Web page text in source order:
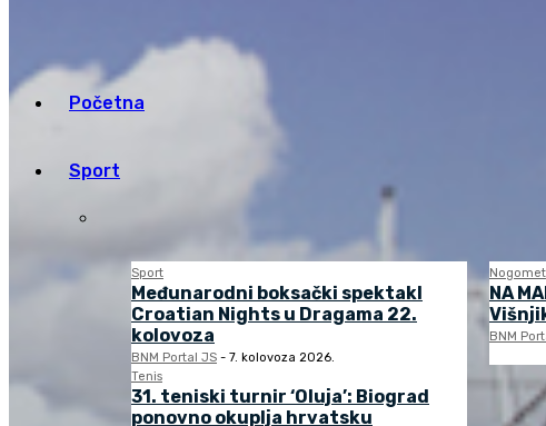
Početna
Sport
Sport
Međunarodni boksački spektakl
Croatian Nights u Dragama 22.
kolovoza
BNM Portal JS - 7. kolovoza 2026.
Nogomet
NA
BNM
Tenis
31. teniski turnir ‘Oluja’: Biograd
ponovno okuplja hrvatsku